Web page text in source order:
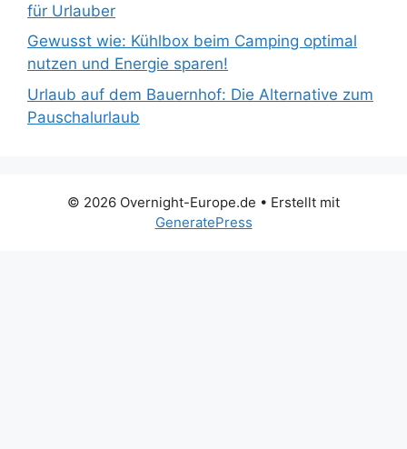
für Urlauber
Gewusst wie: Kühlbox beim Camping optimal
nutzen und Energie sparen!
Urlaub auf dem Bauernhof: Die Alternative zum
Pauschalurlaub
© 2026 Overnight-Europe.de • Erstellt mit
GeneratePress